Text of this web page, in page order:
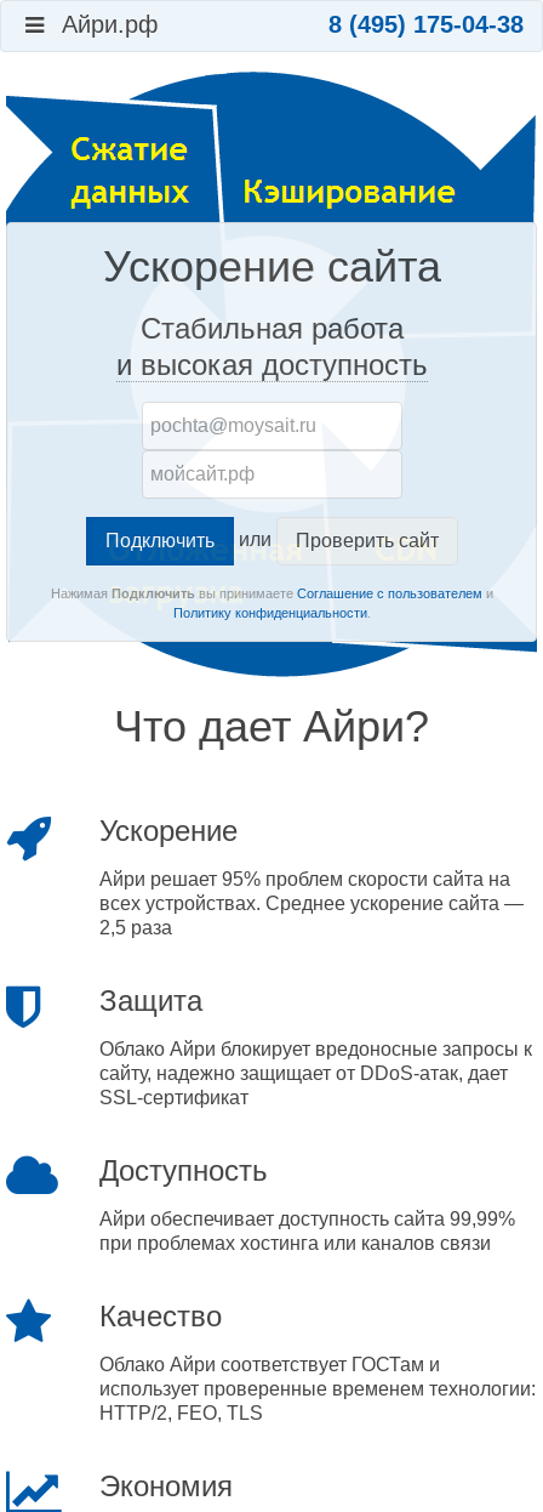
Айри.рф 8 (495) 175-04-38
Ускорение сайта
Стабильная работа
и высокая доступность
или Проверить сайт
Нажимая Подключитьвы принимаете Соглашение с пользователем и
Политику конфиденциальности.
Что дает Айри?
Ускорение
Айри решает 95% проблем скорости сайта на
всех устройствах. Среднее ускорение сайта —
2,5 раза
Защита
Облако Айри блокирует вредоносные запросы к
сайту, надежно защищает от DDoS-атак, дает
SSL-сертификат
Доступность
Айри обеспечивает доступность сайта 99,99%
при проблемах хостинга или каналов связи
Качество
Облако Айри соответствует ГОСТам и
использует проверенные временем технологии:
HTTP/2, FEO, TLS
Экономия